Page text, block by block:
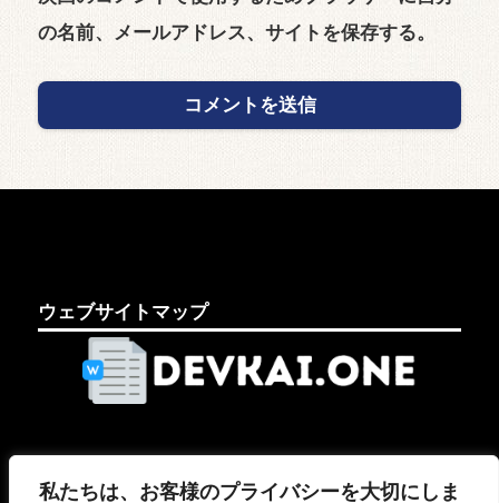
私たちは、お客様のプライバシーを大切にしま
の名前、メールアドレス、サイトを保存する。
ウェブサイトマップ
法的ページ